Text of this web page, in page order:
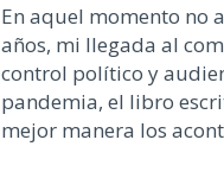
En aquel momento no
años, mi llegada al
control político y
pandemia, el libro
mejor manera los